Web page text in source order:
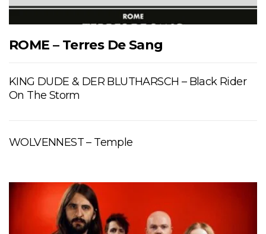
ROME – Terres De Sang
KING DUDE & DER BLUTHARSCH – Black Rider
On The Storm
WOLVENNEST – Temple